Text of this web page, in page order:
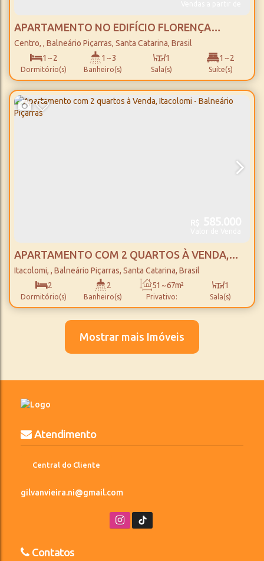
APARTAMENTO NO EDIFÍCIO FLORENÇA
REZIDENCE - SOLES - PRÉ LANÇAMENTO - 2
QUARTOS, 2 SUÍTES E COMPACTOS DE LUXO -
BALNEÁRIO PIÇARRAS
Centro , Balneário Piçarras, Santa Catarina, Brasil
1 ~ 2
Dormitório(s)
1 ~ 3
Banheiro(s)
1
Sala(s)
1 ~ 2
Suíte(s)
Total:
47 ~ 79m² 1
Vaga(s)
250m
Distância do Mar
APARTAMENTO COM 2 QUARTOS À VENDA,
ITACOLOMI - BALNEÁRIO PIÇARRAS
Itacolomi , Balneário Piçarras, Santa Catarina, Brasil
2
Dormitório(s)
2
Banheiro(s) Privativo:
51 ~ 67m² 1
Sala(s)
1
Total:
51 ~ 67m² 1
Vaga(s)
700m
Distância do Mar
Mostrar mais Imóveis
Atendimento
Central do Cliente
gilvanvieira.ni@gmail.com
Contatos